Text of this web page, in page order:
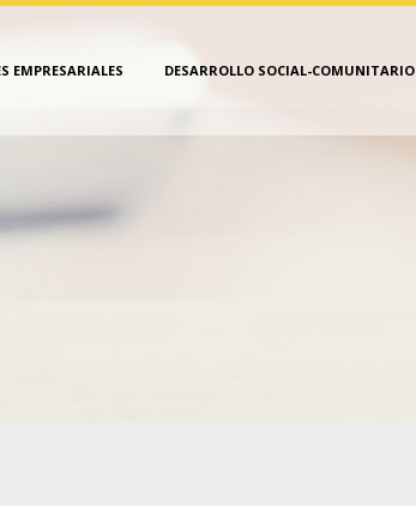
EMPRESARIALES DESARROLLO SOCIAL-COMUNITARIO